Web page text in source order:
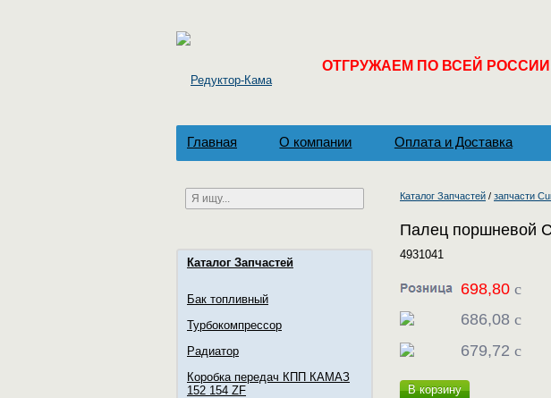
ОТГРУЖАЕМ ПО ВСЕЙ
Главная О компании Оплата и Доставка
Каталог Запчастей
Бак топливный
Турбокомпрессор
Радиатор
Коробка передач КПП КАМАЗ
152 154 ZF
Каталог Запчастей / запчасти
Палец поршневой
4931041
698,80 c
686,08 c
679,72 c
В корзину